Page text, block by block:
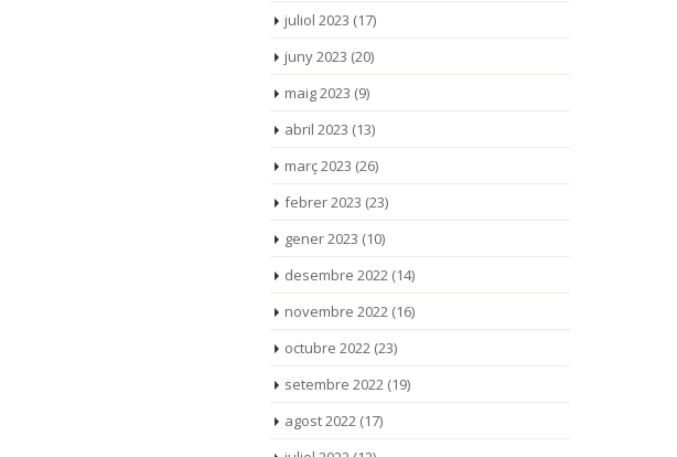
juliol 2023 (17)
juny 2023 (20)
maig 2023 (9)
abril 2023 (13)
març 2023 (26)
febrer 2023 (23)
gener 2023 (10)
desembre 2022(14)
novembre 2022(16)
octubre 2022(23)
setembre 2022(19)
agost 2022(17)